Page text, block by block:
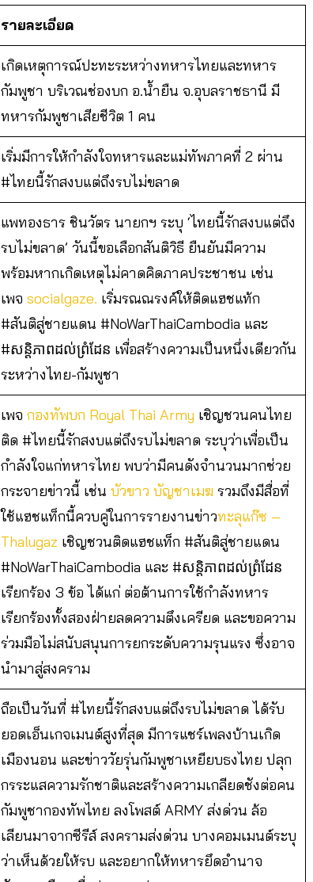
รายละเอียด
เกิดเหตุการณ์ปะทะระหว่างทหารไทยและทหาร
กัมพูชา บริเวณช่องบก อ.น้ำยืน จ.อุบลราชธานี มี
ทหารกัมพูชาเสียชีวิต 1 คน
เริ่มมีการให้กำลังใจทหารและแม่ทัพภาคที่ 2 ผ่าน
#ไทยนี้รักสงบแต่ถึงรบไม่ขลาด
แพทองธาร ชินวัตร นายกฯ ระบุ ‘ไทยนี้รักสงบแต่ถึง
รบไม่ขลาด’ วันนี้ขอเลือกสันติวิธี ยืนยันมีความ
พร้อมหากเกิดเหตุไม่คาดคิดภาคประชาชน เช่น
เพจ socialgaze. เริ่มรณณรงค์ให้ติดแฮชแท้ก
#สันติสู่ชายแดน #NoWarThaiCambodia และ
#សន្តិភាពដល់ព្រំដែន เพื่อสร้างความเป็นหนึ่งเดียวกัน
ระหว่างไทย-กัมพูชา
เพจ กองทัพบก Royal Thai Army เชิญชวนคนไทย
ติด #ไทยนี้รักสงบแต่ถึงรบไม่ขลาด ระบุว่าเพื่อเป็น
กำลังใจแก่ทหารไทย พบว่ามีคนดังจำนวนมากช่วย
กระจายข่าวนี้ เช่น บัวขาว บัญชาเมฆ รวมถึงมีสื่อที่
ใช้แฮชแท็กนี้ควบคู่ในการรายงานข่าวทะลุแก๊ซ –
Thalugaz เชิญชวนติดแฮชแท็ก #สันติสู่ชายแดน
#NoWarThaiCambodia และ #សន្តិភាពដល់ព្រំដែន
เรียกร้อง 3 ข้อ ได้แก่ ต่อต้านการใช้กำลังทหาร
เรียกร้องทั้งสองฝ่ายลดความตึงเครียด และขอความ
ร่วมมือไม่สนับสนุนการยกระดับความรุนแรง ซึ่งอาจ
นำมาสู่สงคราม
ถือเป็นวันที่ #ไทยนี้รักสงบแต่ถึงรบไม่ขลาด ได้รับ
ยอดเอ็นเกจเมนต์สูงที่สุด มีการแชร์เพลงบ้านเกิด
เมืองนอน และข่าววัยรุ่นกัมพูชาเหยียบธงไทย ปลุก
กรระแสความรักชาติและสร้างความเกลียดชังต่อคน
กัมพูชากองทัพไทย ลงโพสต์ ARMY ส่งด่วน ล้อ
เลียนมาจากซีรีส์ สงครามส่งด่วน บางคอมเมนต์ระบุ
ว่าเห็นด้วยให้รบ และอยากให้ทหารยึดอำนาจ